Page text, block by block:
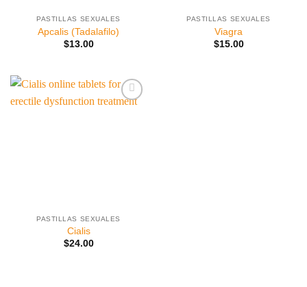
PASTILLAS SEXUALES
Apcalis (Tadalafilo)
$13.00
PASTILLAS SEXUALES
Viagra
$15.00
PASTILLAS SEXUALES
Cialis
$24.00